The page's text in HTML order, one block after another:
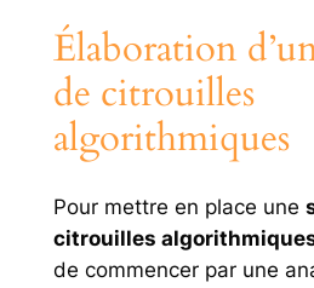
Élaboration
de citrouilles
algorithmiques
Pour mettre en place une
citrouilles
de commencer par une